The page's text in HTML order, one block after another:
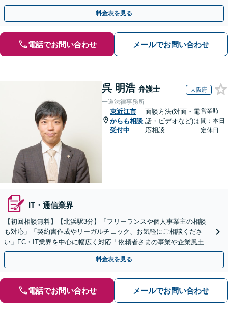
らのご相談も可【休日・夜間相談可】
料金表を見る
電話でお問い合わせ メールでお問い合わせ
呉 明浩 弁護士 大阪府
一道法律事務所
東近江市
からも相談
受付中
面談方法(対面・電
話・ビデオなど)は
応相談
営業時
間：本日
定休日
IT・通信業界
【初回相談無料】【北浜駅3分】「フリーランスや個人事業主の相談
も対応」「契約書作成やリーガルチェック、お気軽にご相談くださ
い」FC・IT業界を中心に幅広く対応「依頼者さまの事業や企業風土を
熟知し、最適な解決策をご提案」【休日・夜間相談可】
料金表を見る
電話でお問い合わせ メールでお問い合わせ